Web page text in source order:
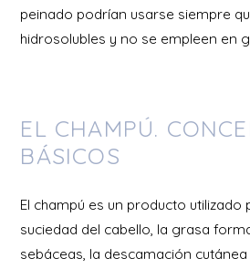
peinado podrían usarse siempre
hidrosolubles y no se empleen en
EL CHAMPÚ.
BÁSICOS
El champú es un producto utilizado
suciedad del cabello, la grasa
sebáceas, la descamación